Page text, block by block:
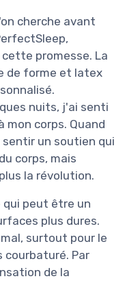
cherche avant
cette promesse. La
de forme et latex
nuits, j'ai senti
corps. Quand
sentir un soutien qui
corps, mais
la révolution.
qui peut être un
plus dures.
surtout pour le
courbaturé. Par
de la